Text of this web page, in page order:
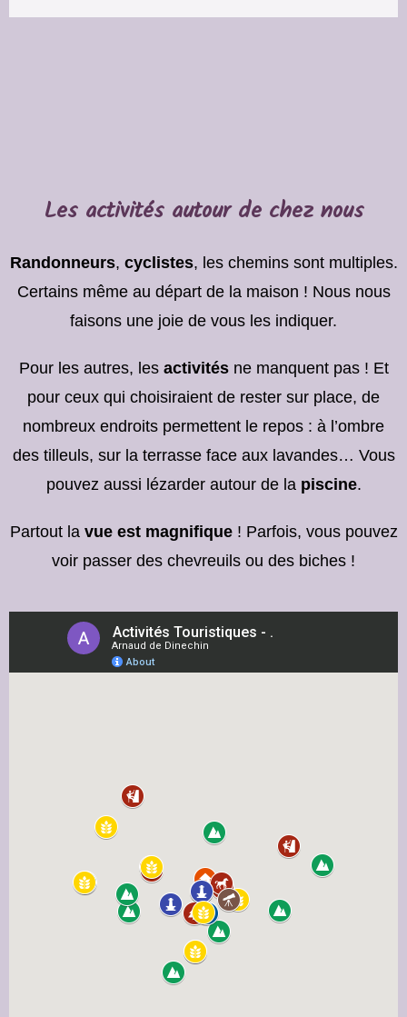
Les activités autour de chez nous
Randonneurs, cyclistes, les chemins sont multiples.
Certains même au départ de la maison ! Nous nous
faisons une joie de vous les indiquer.
Pour les autres, les activités ne manquent pas ! Et
pour ceux qui choisiraient de rester sur place, de
nombreux endroits permettent le repos : à l’ombre
des tilleuls, sur la terrasse face aux lavandes… Vous
pouvez aussi lézarder autour de la piscine.
Partout la vue est magnifique ! Parfois, vous pouvez
voir passer des chevreuils ou des biches !